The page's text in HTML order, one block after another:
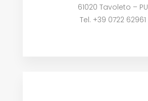
61020 Tavoleto – PU
Tel. +39 0722 62961